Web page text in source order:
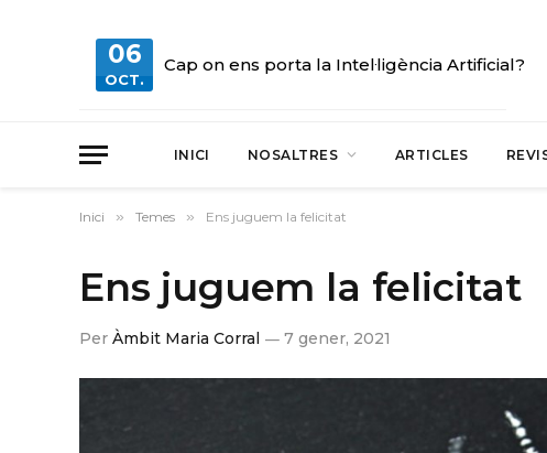
06
OCT.
Cap on ens porta la Intel·ligència Artificial?
INICI NOSALTRES ARTICLES
Inici » Temes » Ens juguem la felicitat
Ens juguem la felicitat
Per Àmbit Maria Corral 7 gener, 2021